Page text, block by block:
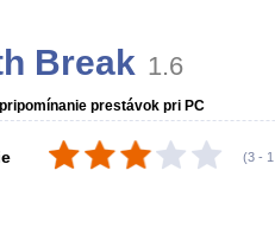
Break 1.6
prestávok pri PC
(3 - 1